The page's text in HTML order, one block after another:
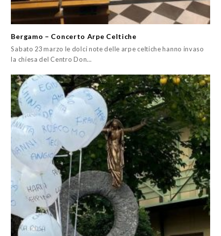
Bergamo – Concerto Arpe Celtiche
Sabato 23 marzo le dolci note delle arpe celtiche hanno invaso
la chiesa del Centro Don…